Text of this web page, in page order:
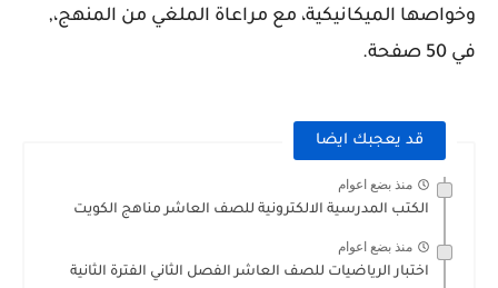
وخواصها الميكانيكية، مع مراعاة الملغي من المنهج،,
في 50 صفحة.
قد يعجبك ايضا
منذ بضع اعوام
الكتب المدرسية الالكترونية للصف العاشر مناهج الكويت
منذ بضع اعوام
اختبار الرياضيات للصف العاشر الفصل الثاني الفترة الثانية